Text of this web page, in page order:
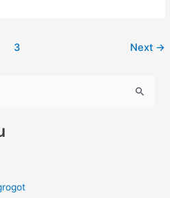
3 Next →